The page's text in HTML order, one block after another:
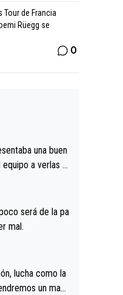
Tour de Francia
Rüegg se
0
una buen
a verlas v
Más en San S
podríamos t
será de la pa
mal.
lucha como la
un magn